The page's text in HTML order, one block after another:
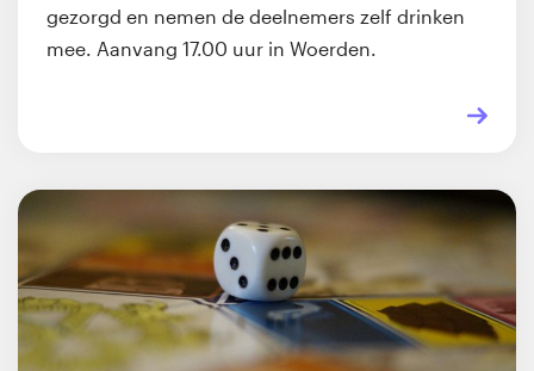
gezorgd en nemen de deelnemers zelf drinken
mee. Aanvang 17.00 uur in Woerden.